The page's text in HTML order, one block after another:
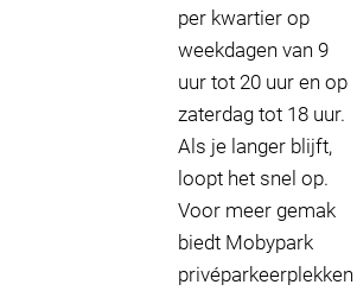
per kwartier op
weekdagen van 9
uur tot 20 uur en op
zaterdag tot 18 uur.
Als je langer blijft,
loopt het snel op.
Voor meer gemak
biedt Mobypark
privéparkeerplekken